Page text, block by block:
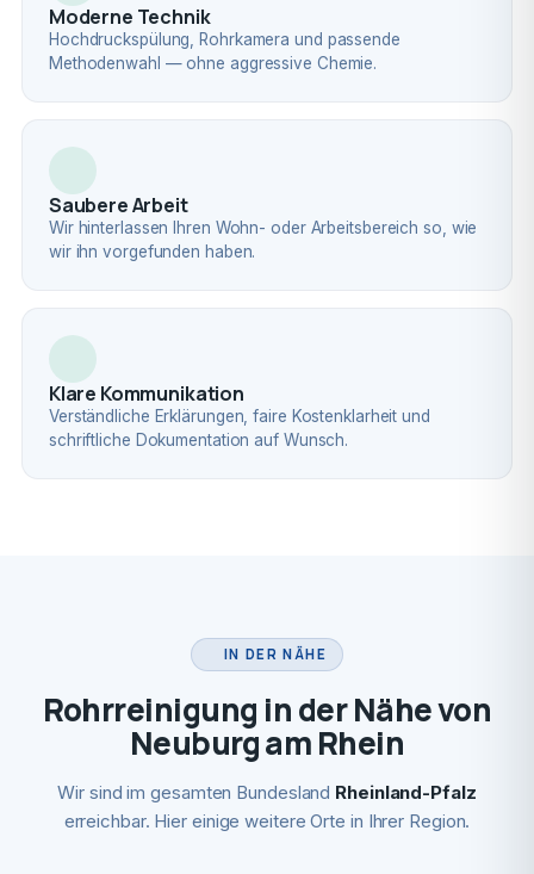
Moderne Technik
Hochdruckspülung, Rohrkamera und passende
Methodenwahl — ohne aggressive Chemie.
Saubere Arbeit
Wir hinterlassen Ihren Wohn- oder Arbeitsbereich so, wie
wir ihn vorgefunden haben.
Klare Kommunikation
Verständliche Erklärungen, faire Kostenklarheit und
schriftliche Dokumentation auf Wunsch.
IN DER NÄHE
Rohrreinigung in der Nähe von
Neuburg am Rhein
Wir sind im gesamten Bundesland Rheinland-Pfalz
erreichbar. Hier einige weitere Orte in Ihrer Region.